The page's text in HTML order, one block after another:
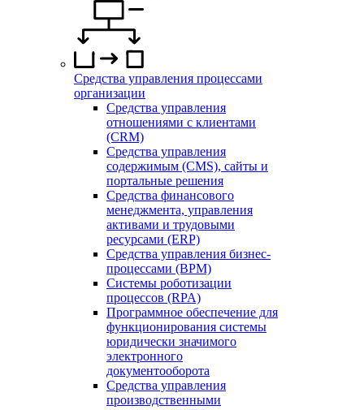
Средства управления процессами
организации
Средства управления
отношениями с клиентами
(CRM)
Средства управления
содержимым (CMS), сайты и
портальные решения
Средства финансового
менеджмента, управления
активами и трудовыми
ресурсами (ERP)
Средства управления бизнес-
процессами (BPM)
Системы роботизации
процессов (RPA)
Программное обеспечение для
функционирования системы
юридически значимого
электронного
документооборота
Средства управления
производственными